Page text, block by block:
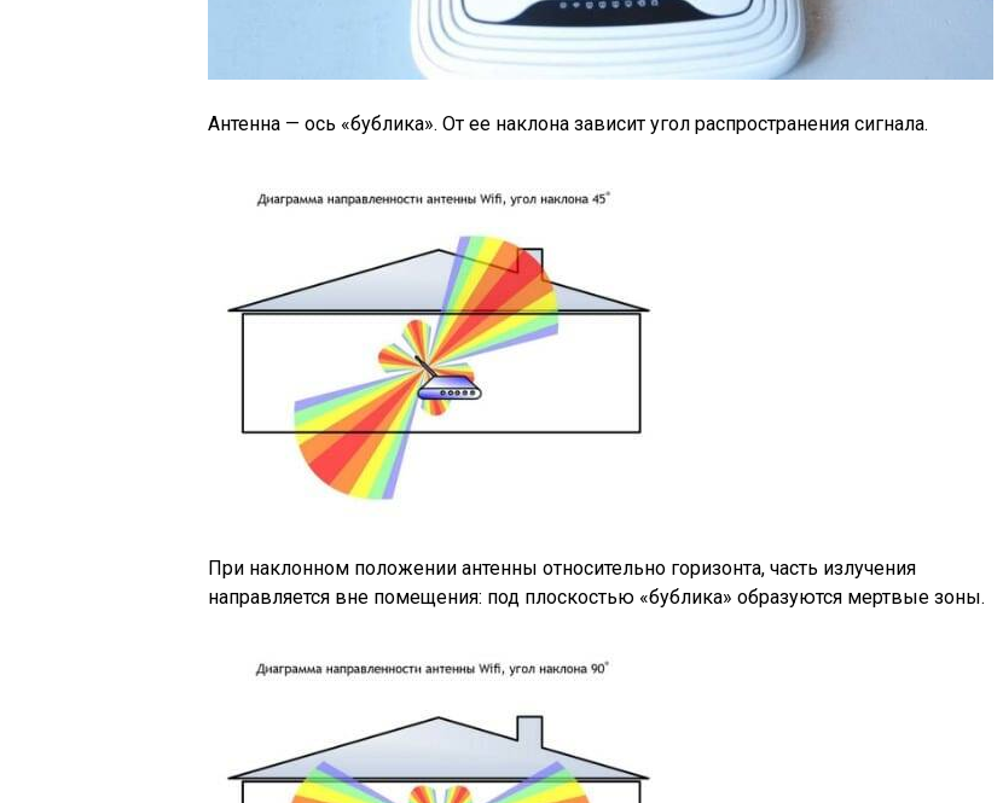
Антенна — ось «бублика». От ее наклона зависит угол распространения сигнала.
При наклонном положении антенны относительно горизонта, часть излучения
направляется вне помещения: под плоскостью «бублика» образуются мертвые зоны.